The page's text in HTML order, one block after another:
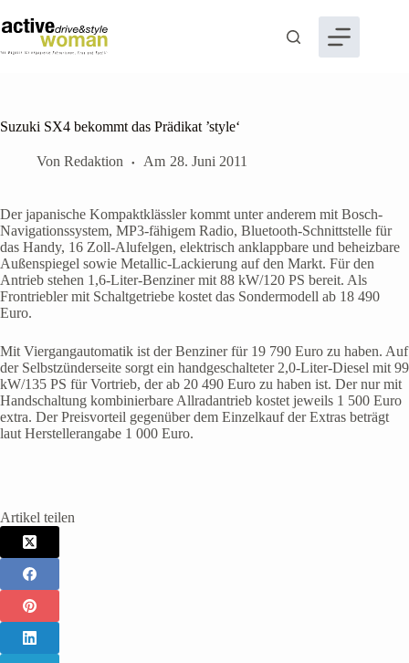
Inhalt
springen
Suzuki SX4 bekommt das Prädikat ’style‘
Von Redaktion Am 28. Juni 2011
Der japanische Kompaktklässler kommt unter anderem mit Bosch-
Navigationssystem, MP3-fähigem Radio, Bluetooth-Schnittstelle für
das Handy, 16 Zoll-Alufelgen, elektrisch anklappbare und beheizbare
Außenspiegel sowie Metallic-Lackierung auf den Markt. Für den
Antrieb stehen 1,6-Liter-Benziner mit 88 kW/120 PS bereit. Als
Frontriebler mit Schaltgetriebe kostet das Sondermodell ab 18 490
Euro.
Mit Viergangautomatik ist der Benziner für 19 790 Euro zu haben. Auf
der Selbstzünderseite sorgt ein handgeschalteter 2,0-Liter-Diesel mit 99
kW/135 PS für Vortrieb, der ab 20 490 Euro zu haben ist. Der nur mit
Handschaltung kombinierbare Allradantrieb kostet jeweils 1 500 Euro
extra. Der Preisvorteil gegenüber dem Einzelkauf der Extras beträgt
laut Herstellerangabe 1 000 Euro.
Artikel teilen